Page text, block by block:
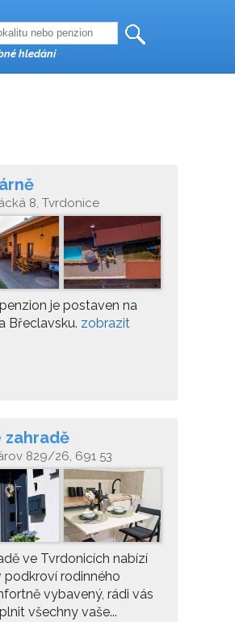
8, Tvrdonice
je postaven na
Břeclavsku. zobrazit
zahradě
829/26, 691 53
ve Tvrdonicích nabízí
rodinného
vybavený, rádi vás
všechny vaše...
hledání